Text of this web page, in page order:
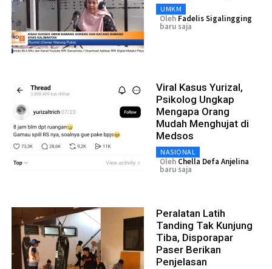
UMKM
Oleh Fadelis Sigalingging
baru saja
Viral Kasus Yurizal,
Psikolog Ungkap
Mengapa Orang
Mudah Menghujat di
Medsos
NASIONAL
Oleh Chella Defa Anjelina
baru saja
Peralatan Latih
Tanding Tak Kunjung
Tiba, Disporapar
Paser Berikan
Penjelasan